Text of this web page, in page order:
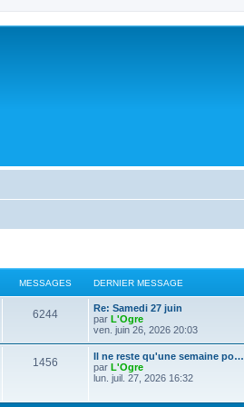
MESSAGES DERNIER MESSAGE
6244M
D
e
r
i
e
r
m
Re: Samedi 27 juin
par L'Ogre
ven. juin 26, 2026 20:03
1456
D
e
r
Il ne reste qu'une semaine po…
par L'Ogre
lun. juil. 27, 2026 16:32